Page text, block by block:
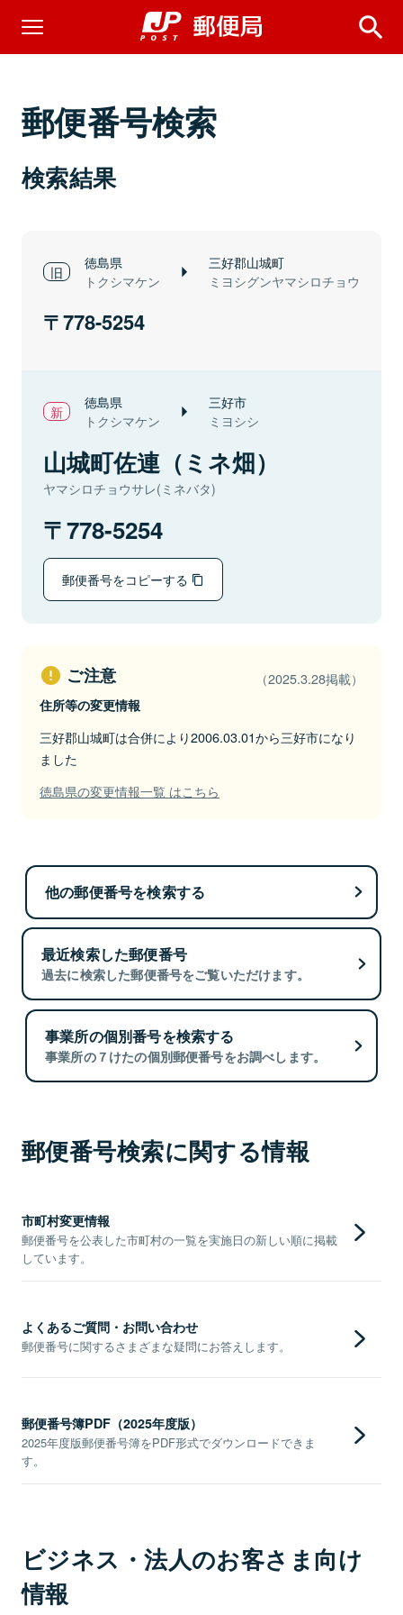
郵便番号検索
検索結果
徳島県
トクシマケン
三好郡山城町
ミヨシグンヤマシロチョウ
778-5254
徳島県
トクシマケン
三好市
ミヨシシ
山城町佐連（ミネ畑）
ヤマシロチョウサレ(ミネバタ)
778-5254
郵便番号をコピーする
ご注意 （2025.3.28掲載）
住所等の変更情報
三好郡山城町は合併により2006.03.01から三好市になり
ました
徳島県の変更情報一覧 はこちら
他の郵便番号を検索する
最近検索した郵便番号
過去に検索した郵便番号をご覧いただけます。
事業所の個別番号を検索する
事業所の７けたの個別郵便番号をお調べします。
郵便番号検索に関する情報
市町村変更情報
郵便番号を公表した市町村の一覧を実施日の新しい順に掲載
しています。
よくあるご質問・お問い合わせ
郵便番号に関するさまざまな疑問にお答えします。
郵便番号簿PDF（2025年度版）
2025年度版郵便番号簿をPDF形式でダウンロードできま
す。
ビジネス・法人のお客さま向け
情報